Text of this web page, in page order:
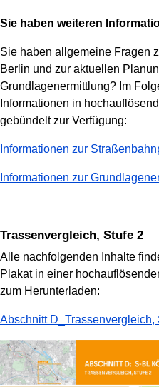
Sie haben weiteren
Sie haben allgemeine Fragen
Berlin und zur aktuellen
Grundlagenermittlung? Im
Informationen in
gebündelt zur Verfügung:
Informationen zur
Informationen zur
Trassenvergleich, Stufe 2
Alle nachfolgenden Inhalte
Plakat in einer
zum Herunterladen:
Abschnitt D_Trassenvergleich,